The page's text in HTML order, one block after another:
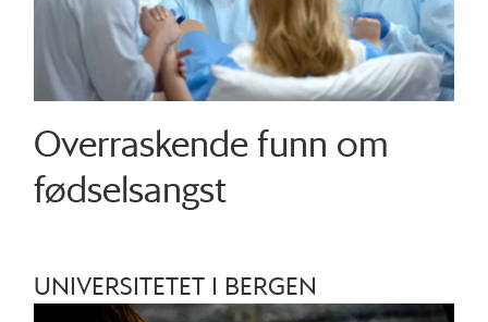
Overraskende funn om
fødselsangst
UNIVERSITETET I BERGEN